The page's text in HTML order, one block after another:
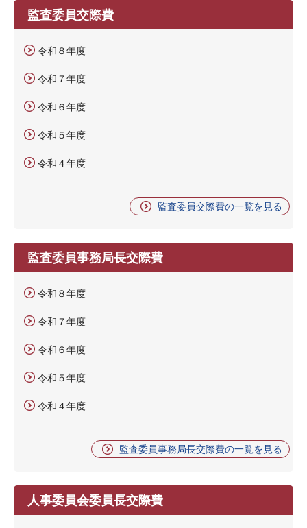
監査委員交際費
令和８年度
令和７年度
令和６年度
令和５年度
令和４年度
監査委員交際費の一覧を見る
監査委員事務局長交際費
令和８年度
令和７年度
令和６年度
令和５年度
令和４年度
監査委員事務局長交際費の一覧を見る
人事委員会委員長交際費